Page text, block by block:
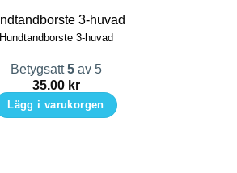
Hundtandborste 3-huvad
Betygsatt5av 5
35.00 kr
Lägg i varukorgen